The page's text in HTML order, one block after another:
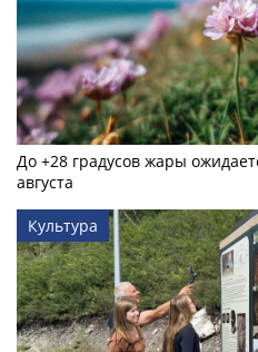
До +28 градусов жары
августа
Культура